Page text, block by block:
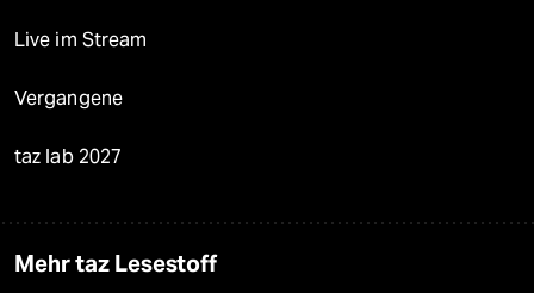
Live im Stream
Vergangene
taz lab 2027
Mehr taz Lesestoff